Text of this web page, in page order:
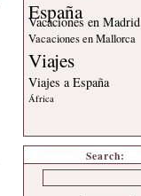
España
Vacaciones en Madrid
Vacaciones en Mallorca
Viajes
Viajes a España
África
Search: